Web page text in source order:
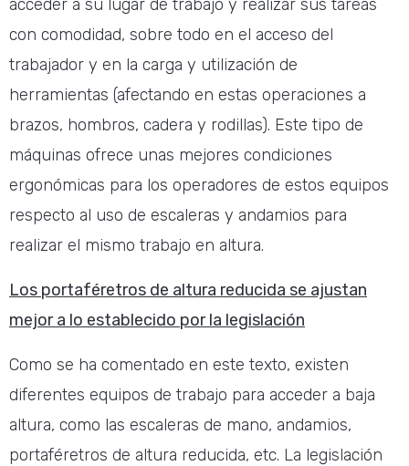
acceder a su lugar de trabajo y realizar sus tareas
con comodidad, sobre todo en el acceso del
trabajador y en la carga y utilización de
herramientas (afectando en estas operaciones a
brazos, hombros, cadera y rodillas). Este tipo de
máquinas ofrece unas mejores condiciones
ergonómicas para los operadores de estos equipos
respecto al uso de escaleras y andamios para
realizar el mismo trabajo en altura.
Los portaféretros de altura reducida se ajustan
mejor a lo establecido por la legislación
Como se ha comentado en este texto, existen
diferentes equipos de trabajo para acceder a baja
altura, como las escaleras de mano, andamios,
portaféretros de altura reducida, etc. La legislación